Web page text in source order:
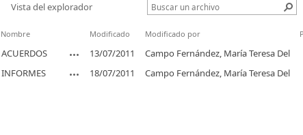
Vista del explorador
Nombre Modificado Modificado por
ACUERDOS 13/07/2011
Campo Fernández, María Teresa Del
INFORMES 18/07/2011 Campo Fernández, María Teresa Del